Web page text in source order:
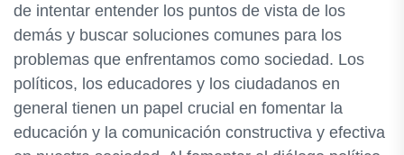
de intentar entender los puntos de vista de los
demás y buscar soluciones comunes para los
problemas que enfrentamos como sociedad. Los
políticos, los educadores y los ciudadanos en
general tienen un papel crucial en fomentar la
educación y la comunicación constructiva y efectiva